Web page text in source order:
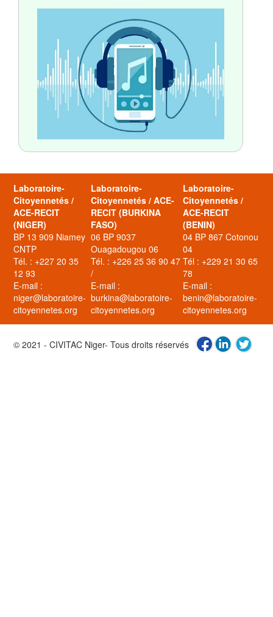
Laboratoire-
Citoyennetés /
ACE-RECIT
(NIGER)
BP 13 909 Niamey
CNTP
Tél. : +227 20 35
12 93
E-mail :
niger@laboratoire-
citoyennetes.org
Laboratoire-
Citoyennetés / ACE-
RECIT (BURKINA
FASO)
06 BP 9037
Ouagadougou 06
Tél. : +226 25 36 90 47
/
E-mail :
burkina@laboratoire-
citoyennetes.org
Laboratoire-
Citoyennetés /
ACE-RECIT
(BENIN)
04 BP 867 Cotonou
04
Tél : +229 21 30 65
78
E-mail :
benin@laboratoire-
citoyennetes.org
© 2021 - CIVITAC Niger- Tous droits réservés